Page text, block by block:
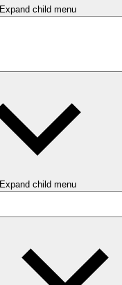
Expand child menu
Expand child menu